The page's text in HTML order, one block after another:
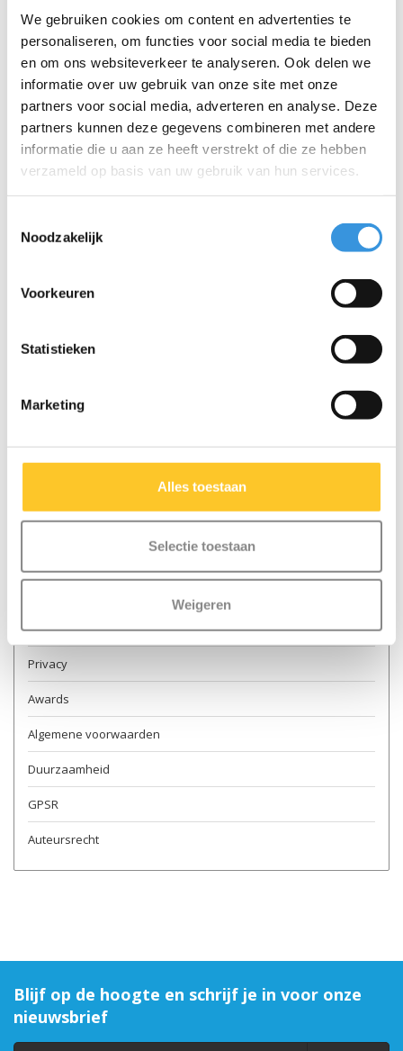
We gebruiken cookies om content en advertenties te
personaliseren, om functies voor social media te bieden
en om ons websiteverkeer te analyseren. Ook delen we
informatie over uw gebruik van onze site met onze
partners voor social media, adverteren en analyse. Deze
partners kunnen deze gegevens combineren met andere
informatie die u aan ze heeft verstrekt of die ze hebben
verzameld op basis van uw gebruik van hun services.
Noodzakelijk
Voorkeuren
Statistieken
Marketing
Alles toestaan
Selectie toestaan
Weigeren
Telefoon:
Onderwerp:*
Bericht:*
* Verplichte velden
Contact & openingstijden
Verkooppunten
Retourneren
Veilig steppen
Privacy
Awards
Algemene voorwaarden
Duurzaamheid
GPSR
Auteursrecht
Blijf op de hoogte en schrijf je in voor onze
nieuwsbrief